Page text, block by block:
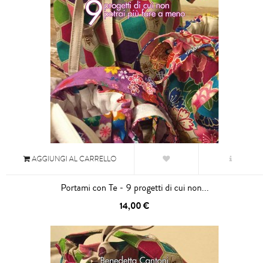
AGGIUNGI AL CARRELLO
Portami con Te - 9 progetti di cui non...
14,00 €